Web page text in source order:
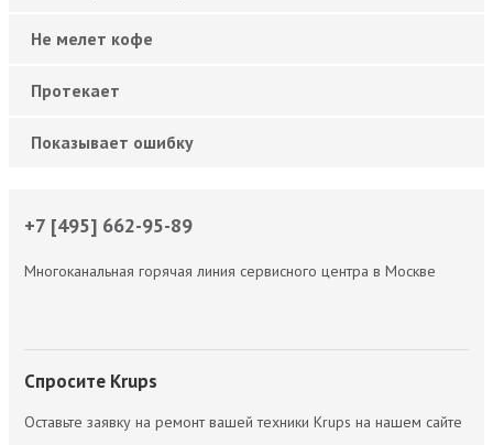
Не мелет кофе
Протекает
Показывает ошибку
+7 [495] 662-95-89
Многоканальная горячая линия сервисного центра в Москве
Спросите Krups
Оставьте заявку на ремонт вашей техники Krups на нашем сайте